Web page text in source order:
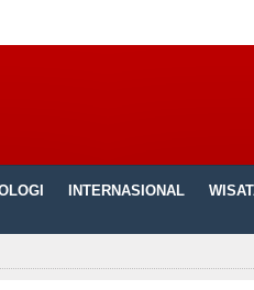
INTERNASIONAL